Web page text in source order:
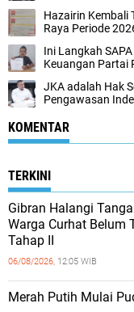
Hazairin Kembali
Raya Periode
Ini Langkah
Keuangan Partai
JKA adalah Hak
Pengawasan
KOMENTAR
TERKINI
Gibran Halangi
Warga Curhat Belum
Tahap II
06/08/2026, 12:05 WIB
Merah Putih Mulai